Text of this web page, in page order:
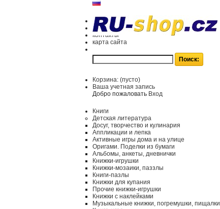
контакты
карта сайта
Корзина: (пусто)
Ваша учетная запись
Добро пожаловать Вход
Книги
Детская литература
Досуг, творчество и кулинария
Аппликации и лепка
Активные игры дома и на улице
Оригами. Поделки из бумаги
Альбомы, анкеты, дневнички
Книжки-игрушки
Книжки-мозаики, паззлы
Книги-пазлы
Книжки для купания
Прочие книжки-игрушки
Книжки с наклейками
Музыкальные книжки, погремушки, пищалки